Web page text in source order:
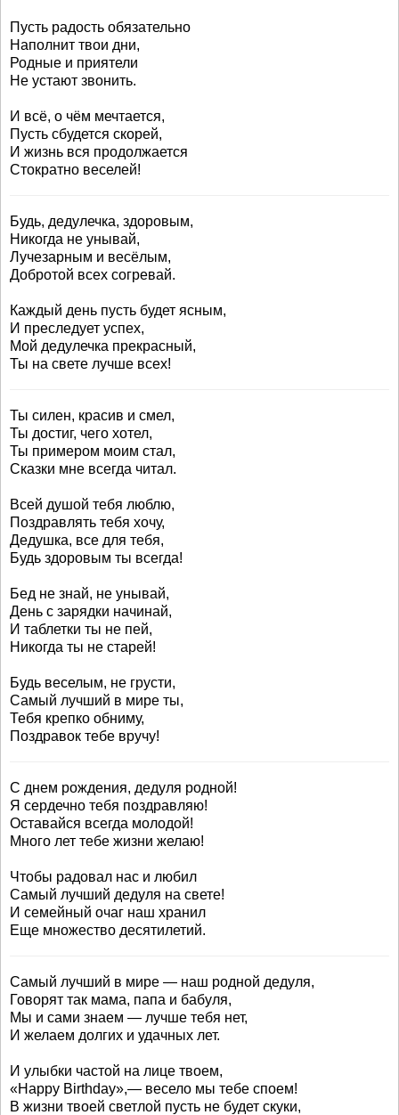
Пусть радость обязательно
Наполнит твои дни,
Родные и приятели
Не устают звонить.
И всё, о чём мечтается,
Пусть сбудется скорей,
И жизнь вся продолжается
Стократно веселей!
Будь, дедулечка, здоровым,
Никогда не унывай,
Лучезарным и весёлым,
Добротой всех согревай.
Каждый день пусть будет ясным,
И преследует успех,
Мой дедулечка прекрасный,
Ты на свете лучше всех!
Ты силен, красив и смел,
Ты достиг, чего хотел,
Ты примером моим стал,
Сказки мне всегда читал.
Всей душой тебя люблю,
Поздравлять тебя хочу,
Дедушка, все для тебя,
Будь здоровым ты всегда!
Бед не знай, не унывай,
День с зарядки начинай,
И таблетки ты не пей,
Никогда ты не старей!
Будь веселым, не грусти,
Самый лучший в мире ты,
Тебя крепко обниму,
Поздравок тебе вручу!
С днем рождения, дедуля родной!
Я сердечно тебя поздравляю!
Оставайся всегда молодой!
Много лет тебе жизни желаю!
Чтобы радовал нас и любил
Самый лучший дедуля на свете!
И семейный очаг наш хранил
Еще множество десятилетий.
Самый лучший в мире — наш родной дедуля,
Говорят так мама, папа и бабуля,
Мы и сами знаем — лучше тебя нет,
И желаем долгих и удачных лет.
И улыбки частой на лице твоем,
«Happy Birthday»,— весело мы тебе споем!
В жизни твоей светлой пусть не будет скуки,